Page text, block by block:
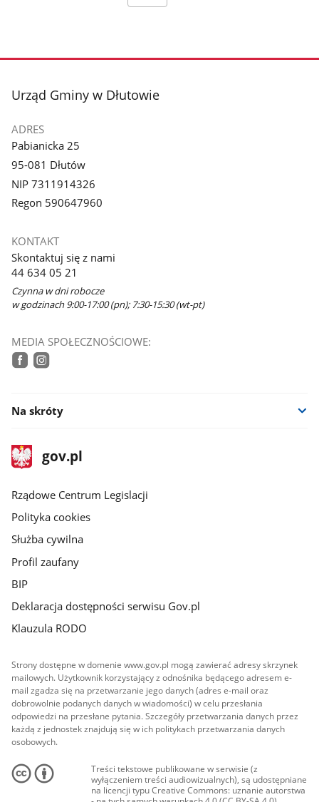
stopka
Urząd Gminy w Dłutowie
ADRES
Pabianicka 25
95-081 Dłutów
NIP 7311914326
Regon 590647960
KONTAKT
Skontaktuj się z nami
44 634 05 21
Czynna w dni robocze
w godzinach 9:00-17:00 (pn); 7:30-15:30 (wt-pt)
MEDIA SPOŁECZNOŚCIOWE:
Na skróty
stopka
gov.plStrona
gov.pl
Rządowe Centrum Legislacji
Polityka cookies
Służba cywilna
Profil zaufany
BIP
Deklaracja dostępności serwisu Gov.pl
Klauzula RODO
Strony dostępne w domenie www.gov.pl mogą zawierać adresy skrzynek
mailowych. Użytkownik korzystający z odnośnika będącego adresem e-
mail zgadza się na przetwarzanie jego danych (adres e-mail oraz
dobrowolnie podanych danych w wiadomości) w celu przesłania
odpowiedzi na przesłane pytania. Szczegóły przetwarzania danych przez
każdą z jednostek znajdują się w ich politykach przetwarzania danych
osobowych.
Treści tekstowe publikowane w serwisie (z
wyłączeniem treści audiowizualnych), są udostępniane
na licencji typu Creative Commons: uznanie autorstwa